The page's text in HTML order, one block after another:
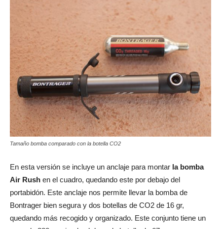
Tamaño bomba comparado con la botella CO2
En esta versión se incluye un anclaje para montar la bomba
Air Rush en el cuadro, quedando este por debajo del
portabidón. Este anclaje nos permite llevar la bomba de
Bontrager bien segura y dos botellas de CO2 de 16 gr,
quedando más recogido y organizado. Este conjunto tiene un